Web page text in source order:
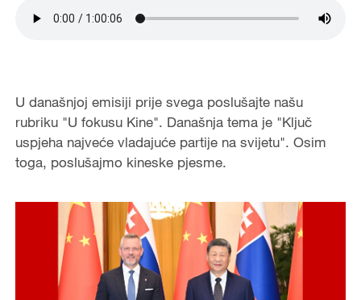
U današnjoj emisiji prije svega poslušajte našu
rubriku "U fokusu Kine". Današnja tema je "Ključ
uspjeha najveće vladajuće partije na svijetu". Osim
toga, poslušajmo kineske pjesme.